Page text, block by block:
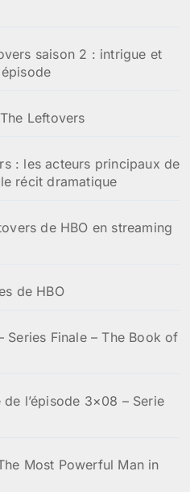
saison 2 : intrigue et
Leftovers
: les acteurs principaux de
récit dramatique
de HBO en streaming
de HBO
Finale – The Book of
l’épisode 3×08 – Serie
Most Powerful Man in